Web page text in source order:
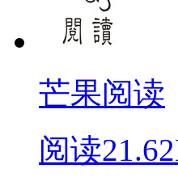
芒果阅读
阅读